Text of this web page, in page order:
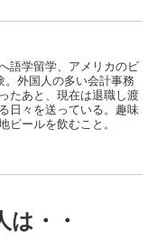
語学留学、アメリカのビ
。外国人の多い会計事務
たあと、現在は退職し渡
日々を送っている。趣味
ビールを飲むこと。
は・・